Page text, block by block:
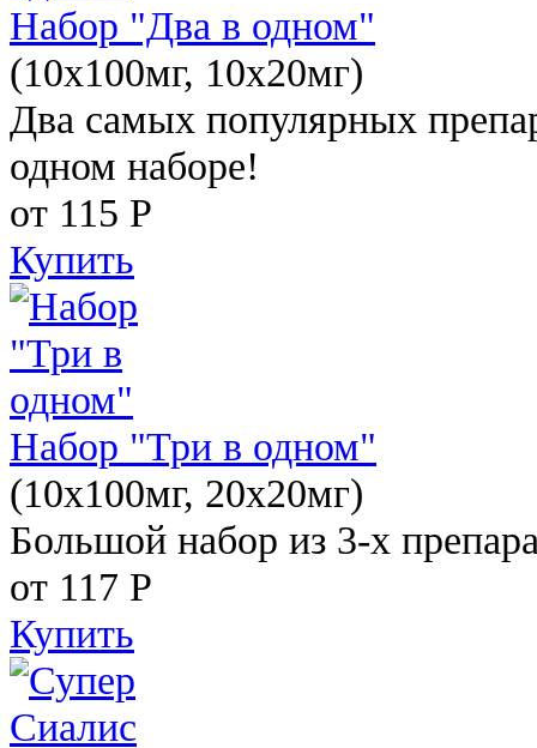
Набор "Два в одном"
(10x100мг, 10x20мг)
Два самых популярных
одном наборе!
от 115 Р
Купить
Набор "Три в одном"
(10x100мг, 20x20мг)
Большой набор из 3-х
от 117 Р
Купить